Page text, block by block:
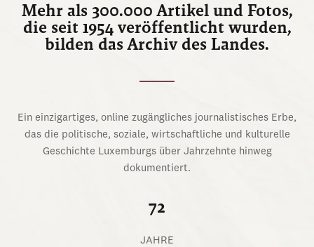
Mehr als 300.000 Artikel und Fotos,
die seit 1954 veröffentlicht wurden,
bilden das Archiv des Landes.
Ein einzigartiges, online zugängliches journalistisches Erbe,
das die politische, soziale, wirtschaftliche und kulturelle
Geschichte Luxemburgs über Jahrzehnte hinweg
dokumentiert.
72
JAHRE